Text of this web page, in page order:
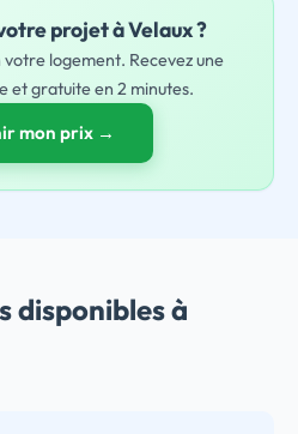
projet à Velaux ?
logement. Recevez une
et gratuite en 2 minutes.
mon prix →
disponibles à